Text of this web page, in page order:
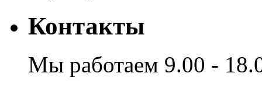
Контакты
Мы работаем 9.00 -